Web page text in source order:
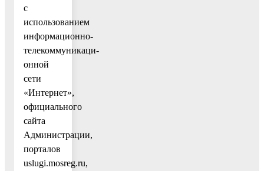
с
использованием
информационно-
телекоммуникаци-
онной
сети
«Интернет»,
официального
сайта
Администрации,
порталов
uslugi.mosreg.ru,